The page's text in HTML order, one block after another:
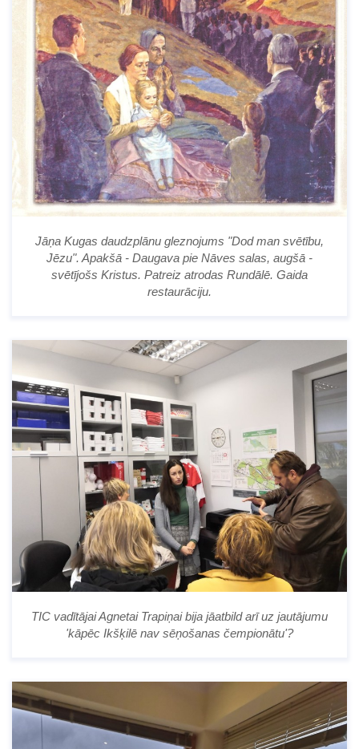
Jāņa Kugas daudzplānu gleznojums "Dod man svētību,
Jēzu". Apakšā - Daugava pie Nāves salas, augšā -
svētījošs Kristus. Patreiz atrodas Rundālē. Gaida
restaurāciju.
TIC vadītājai Agnetai Trapiņai bija jāatbild arī uz jautājumu
'kāpēc Ikšķilē nav sēņošanas čempionātu'?